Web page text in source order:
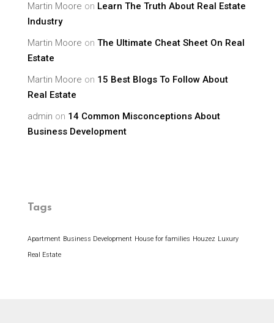
Martin Moore on Learn The Truth About Real Estate
Industry
Martin Moore on The Ultimate Cheat Sheet On Real
Estate
Martin Moore on 15 Best Blogs To Follow About
Real Estate
admin on 14 Common Misconceptions About
Business Development
Tags
Apartment Business Development House for families Houzez Luxury
Real Estate